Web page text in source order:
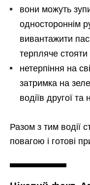
вони можуть
одностороннім
вивантажити
терпляче стояти
нетерпіння на
затримка на
водіїв другої
Разом з тим водії
повагою і готові